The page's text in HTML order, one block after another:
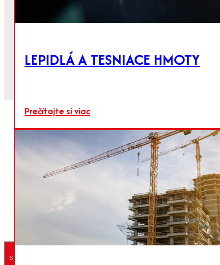
Jemne mleté nehasené vápno pre chémiu,
životné prostredie a poľnohospodárstvo
LEPIDLÁ A TESNIACE HMOTY
Prečítajte si viac
Kontaktujte
nás
Pre viac informácií
prosím kontaktujte
náš obchodný tím.
Späť